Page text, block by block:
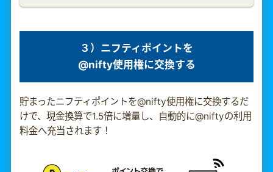
３）ニフティポイントを
@nifty使用権に交換する
貯まったニフティポイントを@nifty使用権に交換するだ
けで、現金換算で1.5倍に増量し、自動的に@niftyの利用
料金へ充当されます！